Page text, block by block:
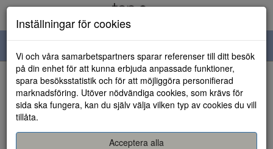
navigation
HEM
Inställningar för cookies
Vi och våra samarbetspartners sparar referenser till ditt besök
på din enhet för att kunna erbjuda anpassade funktioner,
spara besöksstatistik och för att möjliggöra personifierad
marknadsföring. Utöver nödvändiga cookies, som krävs för
sida ska fungera, kan du själv välja vilken typ av cookies du vill
tillåta.
Acceptera alla